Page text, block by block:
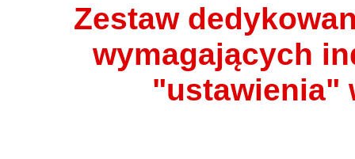
Zestaw
wymagających
"ustawienia"